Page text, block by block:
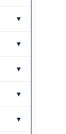
▼
▼
▼
▼
▼